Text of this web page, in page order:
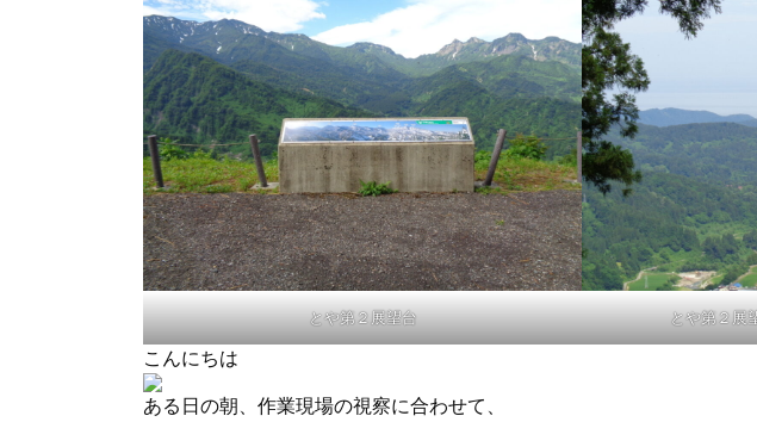
とや第２展望台 とや第２展
こんにちは
ある日の朝、作業現場の視察に合わせて、